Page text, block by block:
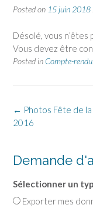
Posted on 15 juin 2018
Désolé, vous n’êtes
Vous devez être
Posted in Compte-
← Photos Fête de
2016
Demande
Sélectionner un
Exporter mes